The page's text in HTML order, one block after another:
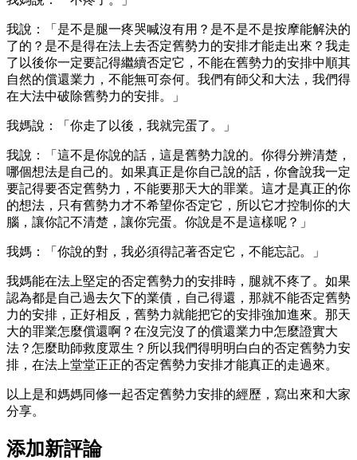
我說：「是不是腿一疼哭喊沒有用？是不是不是按摩能解決的
了的？是不是得在法上去否定舊勢力的安排才能走出來？我走
了以後你一定要記得繼續否定它，不能在舊勢力的安排中順其
自然的償還業力，不能無可奈何。我們有師父和大法，我們得
在大法中破除舊勢力的安排。」
我媽說：「你走了以後，我就完蛋了。」
我說：「這不是你說的話，這是舊勢力說的。你得分辨清楚，
哪個想法是自己的。如果真正是你自己說的話，你會說我一定
要記得要否定舊勢力，不能要那天大的罪業。這才是真正的你
的想法，只有舊勢力才不希望你否定它，所以它才控制你的大
腦，讓你記不清楚，讓你完蛋。你說是不是這樣呢？」
我媽：「你說的對，我必須得記著否定它，不能忘記。」
我媽能在法上堅定的否定舊勢力的安排時，腿就不疼了。如果
認為都是自己過去欠下的業債，自己得還，那就不能否定舊勢
力的安排，正好相反，舊勢力就能把它的安排強加進來。那天
大的罪業怎麼償還啊？在沒完沒了的償還業力中怎麼證實大
法？怎麼助師救度眾生？所以我們得明明白白的否定舊勢力安
排，在法上堂堂正正的否定舊勢力安排才能真正的走過來。
以上是和媽媽同修一起否定舊勢力安排的經歷，寫出來和大家
分享。
添加新評論